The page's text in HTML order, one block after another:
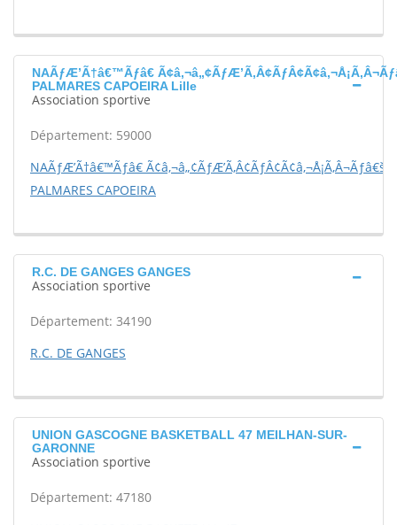
NAÃƒÆ’Ã†â€™Ãƒâ€
PALMARES CAPOEIRA Lille
Association sportive
Département: 59000
NAÃƒÆ’Ã†â€™Ãƒâ€
PALMARES CAPOEIRA
R.C. DE GANGES GANGES
Association sportive
Département: 34190
R.C. DE GANGES
UNION GASCOGNE BASKETBALL 47 MEILHAN-SUR-
GARONNE
Association sportive
Département: 47180